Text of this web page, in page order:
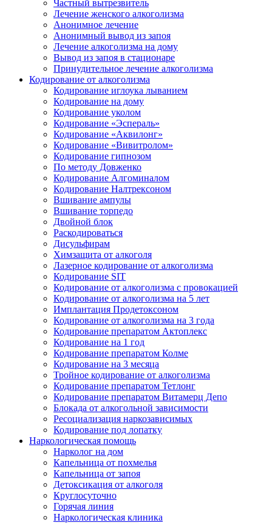
Частный вытрезвитель
Лечение женского алкоголизма
Анонимное лечение
Анонимный вывод из запоя
Лечение алкоголизма на дому
Вывод из запоя в стационаре
Принудительное лечение алкоголизма
Кодирование от алкоголизма
Кодирование иглоука лыванием
Кодирование на дому
Кодирование уколом
Кодирование «Эспераль»
Кодирование «Аквилонг»
Кодирование «Вивитролом»
Кодирование гипнозом
По методу Довженко
Кодирование Алгоминалом
Кодирование Налтрексоном
Вшивание ампулы
Вшивание торпедо
Двойной блок
Раскодироваться
Дисульфирам
Химзащита от алкоголя
Лазерное кодирование от алкоголизма
Кодирование SIT
Кодирование от алкоголизма с провокацией
Кодирование от алкоголизма на 5 лет
Имплантация Продетоксоном
Кодирование от алкоголизма на 3 года
Кодирование препаратом Актоплекс
Кодирование на 1 год
Кодирование препаратом Колме
Кодирование на 3 месяца
Тройное кодирование от алкоголизма
Кодирование препаратом Тетлонг
Кодирование препаратом Витамерц Депо
Блокада от алкогольной зависимости
Ресоциализация наркозависимых
Кодирование под лопатку
Наркологическая помощь
Нарколог на дом
Капельница от похмелья
Капельница от запоя
Детоксикация от алкоголя
Круглосуточно
Горячая линия
Наркологическая клиника